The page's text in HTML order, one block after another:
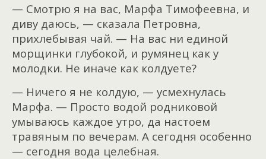
— Смотрю я на вас, Марфа Тимофеевна, и
диву даюсь, — сказала Петровна,
прихлебывая чай. — На вас ни единой
морщинки глубокой, и румянец как у
молодки. Не иначе как колдуете?
— Ничего я не колдую, — усмехнулась
Марфа. — Просто водой родниковой
умываюсь каждое утро, да настоем
травяным по вечерам. А сегодня особенно
— сегодня вода целебная.